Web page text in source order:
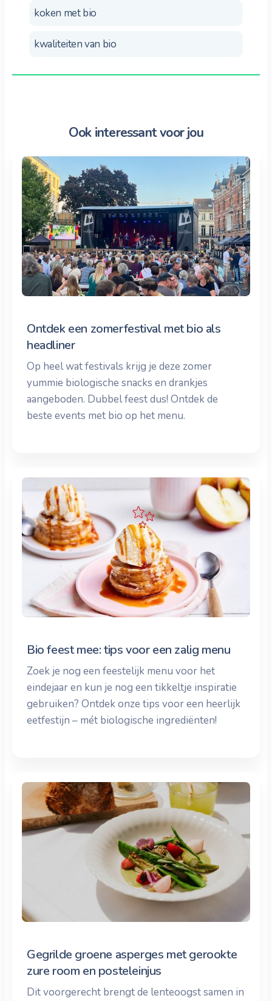
koken met bio
kwaliteiten van bio
Ook interessant voor jou
Ontdek een zomerfestival met bio als
headliner
Op heel wat festivals krijg je deze zomer
yummie biologische snacks en drankjes
aangeboden. Dubbel feest dus! Ontdek de
beste events met bio op het menu.
Bio feest mee: tips voor een zalig menu
Zoek je nog een feestelijk menu voor het
eindejaar en kun je nog een tikkeltje inspiratie
gebruiken? Ontdek onze tips voor een heerlijk
eetfestijn – mét biologische ingrediënten!
Gegrilde groene asperges met gerookte
zure room en posteleinjus
Dit voorgerecht brengt de lenteoogst samen in